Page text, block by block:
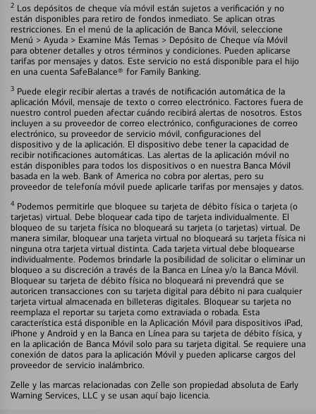
2 Los depósitos de cheque vía móvil están sujetos a verificación y no
están disponibles para retiro de fondos inmediato. Se aplican otras
restricciones. En el menú de la aplicación de Banca Móvil, seleccione
Menú > Ayuda > Examine Más Temas > Depósito de Cheque vía Móvil
para obtener detalles y otros términos y condiciones. Pueden aplicarse
tarifas por mensajes y datos. Este servicio no está disponible para el hijo
en una cuenta SafeBalance® for Family Banking.
3 Puede elegir recibir alertas a través de notificación automática de la
aplicación Móvil, mensaje de texto o correo electrónico. Factores fuera de
nuestro control pueden afectar cuándo recibirá alertas de nosotros. Estos
incluyen a su proveedor de correo electrónico, configuraciones de correo
electrónico, su proveedor de servicio móvil, configuraciones del
dispositivo y de la aplicación. El dispositivo debe tener la capacidad de
recibir notificaciones automáticas. Las alertas de la aplicación móvil no
están disponibles para todos los dispositivos o en nuestra Banca Móvil
basada en la web. Bank of America no cobra por alertas, pero su
proveedor de telefonía móvil puede aplicarle tarifas por mensajes y datos.
4 Podemos permitirle que bloquee su tarjeta de débito física o tarjeta (o
tarjetas) virtual. Debe bloquear cada tipo de tarjeta individualmente. El
bloqueo de su tarjeta física no bloqueará su tarjeta (o tarjetas) virtual. De
manera similar, bloquear una tarjeta virtual no bloqueará su tarjeta física ni
ninguna otra tarjeta virtual distinta. Cada tarjeta virtual debe bloquearse
individualmente. Podemos brindarle la posibilidad de solicitar o eliminar un
bloqueo a su discreción a través de la Banca en Línea y/o la Banca Móvil.
Bloquear su tarjeta de débito física no bloqueará ni prevendrá que se
autoricen transacciones con su tarjeta digital para débito ni para cualquier
tarjeta virtual almacenada en billeteras digitales. Bloquear su tarjeta no
reemplaza el reportar su tarjeta como extraviada o robada. Esta
característica está disponible en la Aplicación Móvil para dispositivos iPad,
iPhone y Android y en la Banca en Línea para su tarjeta de débito física, y
en la aplicación de Banca Móvil solo para su tarjeta digital. Se requiere una
conexión de datos para la aplicación Móvil y pueden aplicarse cargos del
proveedor de servicio inalámbrico.
Zelle y las marcas relacionadas con Zelle son propiedad absoluta de Early
Warning Services, LLC y se usan aquí bajo licencia.